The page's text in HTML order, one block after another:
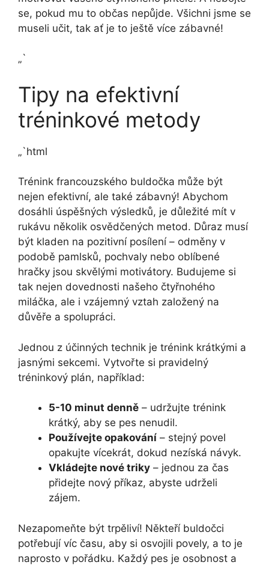
se, pokud mu to občas nepůjde. Všichni jsme se
museli učit, tak ať je to ještě více zábavné!
„`
Tipy na efektivní
tréninkové metody
„`html
Trénink francouzského buldočka může být
nejen efektivní, ale také zábavný! Abychom
dosáhli úspěšných výsledků, je důležité mít v
rukávu několik osvědčených metod. Důraz musí
být kladen na pozitivní posílení – odměny v
podobě pamlsků, pochvaly nebo oblíbené
hračky jsou skvělými motivátory. Budujeme si
tak nejen dovednosti našeho čtyřnohého
miláčka, ale i vzájemný vztah založený na
důvěře a spolupráci.
Jednou z účinných technik je trénink krátkými a
jasnými sekcemi. Vytvořte si pravidelný
tréninkový plán, například:
5-10 minut denně – udržujte trénink
krátký, aby se pes nenudil.
Používejte opakování – stejný povel
opakujte vícekrát, dokud nezíská návyk.
Vkládejte nové triky – jednou za čas
přidejte nový příkaz, abyste udrželi
zájem.
Nezapomeňte být trpěliví! Někteří buldočci
potřebují víc času, aby si osvojili povely, a to je
naprosto v pořádku. Každý pes je osobnost a